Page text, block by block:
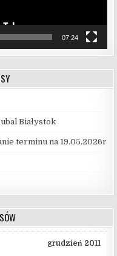
07:24
Białystok
terminu na 19.05.2026r
grudzień 2011